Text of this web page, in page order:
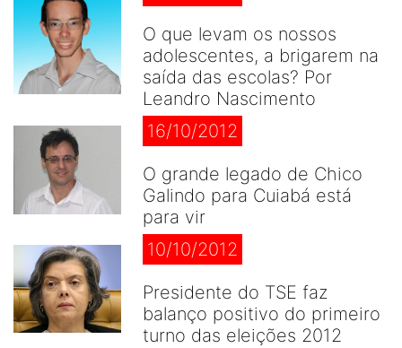
O que levam os nossos
adolescentes, a brigarem na
saída das escolas? Por
Leandro Nascimento
16/10/2012
O grande legado de Chico
Galindo para Cuiabá está
para vir
10/10/2012
Presidente do TSE faz
balanço positivo do primeiro
turno das eleições 2012